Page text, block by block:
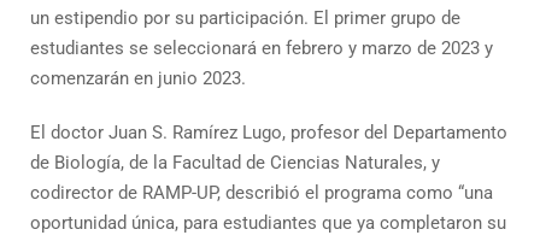
un estipendio por su participación. El primer grupo de
estudiantes se seleccionará en febrero y marzo de 2023 y
comenzarán en junio 2023.
El doctor Juan S. Ramírez Lugo, profesor del Departamento
de Biología, de la Facultad de Ciencias Naturales, y
codirector de RAMP-UP, describió el programa como “una
oportunidad única, para estudiantes que ya completaron su